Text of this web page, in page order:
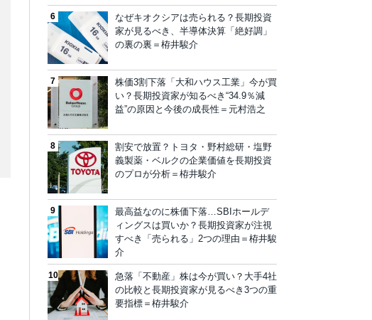
なぜキオクシアは売られる？長期投資
家が見るべき、半導体決算「絶好調」
の裏の裏＝栫井駿介
株価3割下落「大和ハウス工業」今が買
い？長期投資家が知るべき“34.9％減
益”の原因と今後の成長性＝元村浩之
割安で放置？トヨタ・野村総研・塩野
義製薬・ベルクの企業価値を長期投資
のプロが分析＝栫井駿介
最高益なのに株価下落…SBIホールデ
ィングスは買いか？長期投資家が注視
すべき「売られる」2つの理由＝栫井駿
介
急落「不動産」株は今が買い？大手4社
の比較と長期投資家が見るべき3つの重
要指標＝栫井駿介